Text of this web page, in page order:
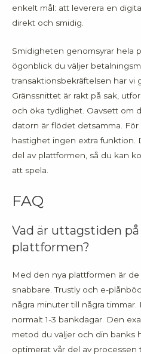
enkelt mål: att leverera en
direkt och smidig.
Smidigheten genomsyrar hela
ögonblick du väljer
transaktionsbekräftelsen har vi
Gränssnittet är rakt på sak,
och öka tydlighet. Oavsett om
datorn är flödet detsamma.
hastighet ingen extra funktion.
del av plattformen, så du kan
att spela.
FAQ
Vad är uttagstiden
plattformen?
Med den nya plattformen är
snabbare. Trustly och e-
några minuter till några
normalt 1-3 bankdagar. Den
metod du väljer och din banks
optimerat vår del av processen